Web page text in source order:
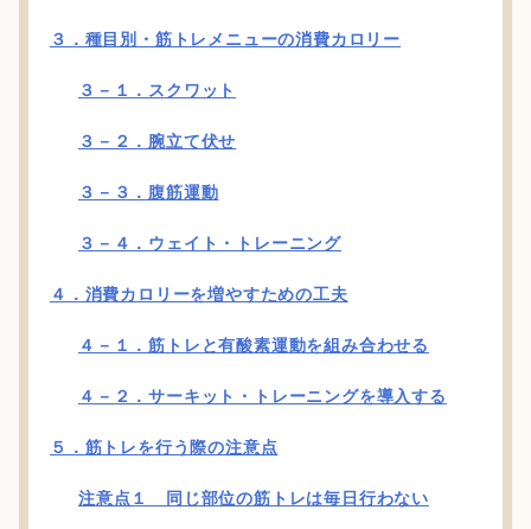
３．種目別・筋トレメニューの消費カロリー
３－１．スクワット
３－２．腕立て伏せ
３－３．腹筋運動
３－４．ウェイト・トレーニング
４．消費カロリーを増やすための工夫
４－１．筋トレと有酸素運動を組み合わせる
４－２．サーキット・トレーニングを導入する
５．筋トレを行う際の注意点
注意点１ 同じ部位の筋トレは毎日行わない